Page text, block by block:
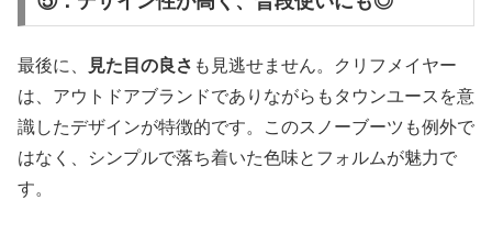
最後に、 見た目の良さ も見逃せません。クリフメイヤー
は、アウトドアブランドでありながらもタウンユースを意
識したデザインが特徴的です。このスノーブーツも例外で
はなく、シンプルで落ち着いた色味とフォルムが魅力で
す。